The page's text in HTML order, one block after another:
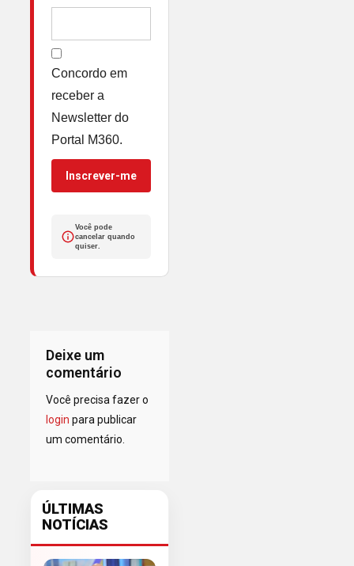
Concordo em
receber a
Newsletter do
Portal M360.
Inscrever-me
Você pode
cancelar quando
quiser.
Deixe um
comentário
Você precisa fazer o
login para publicar
um comentário.
ÚLTIMAS
NOTÍCIAS